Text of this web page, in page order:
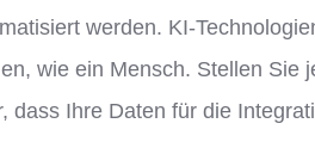
werden. KI-
wie ein Mensch. Stellen Sie
dass Ihre Daten für die